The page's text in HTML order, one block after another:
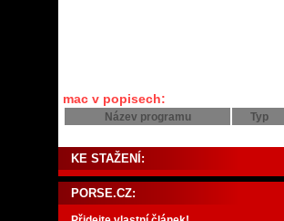
mac v popisech:
Název programu Typ
KE STAŽENÍ:
PORSE.CZ: